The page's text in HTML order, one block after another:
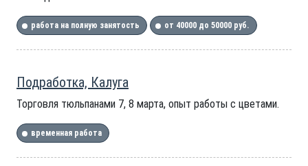
работа на полную занятость от 40000 до 50000 руб.
Подработка, Калуга
Торговля тюльпанами 7, 8 марта, опыт работы с цветами.
временная работа